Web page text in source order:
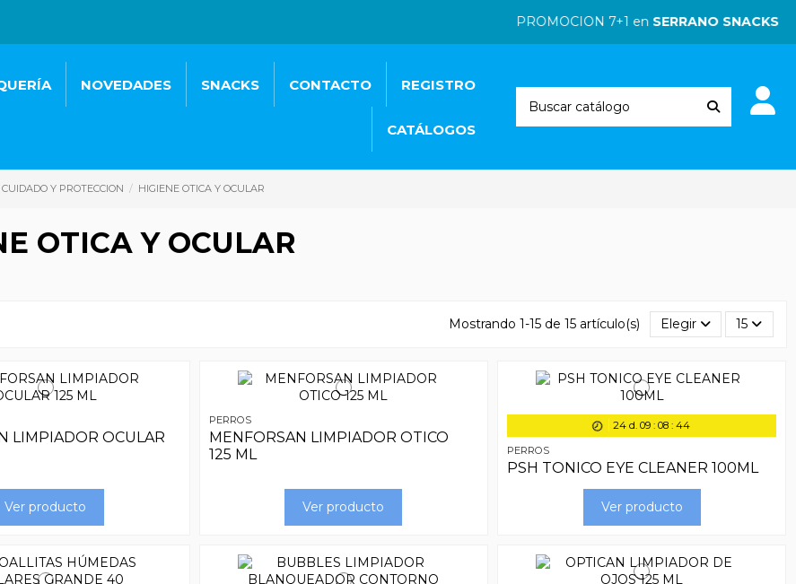
PROMOCION 7+1 enSERRANO SNACKS|
NOVEDADES SNACKS CONTACTO REGISTRO
CATÁLOGOS
Y PROTECCION HIGIENE OTICA Y OCULAR
OTICA Y OCULAR
Mostrando 1-15 de 15 artículo(s) Elegir 15
LIMPIADOR OCULAR
Ver producto
PERROS
MENFORSAN LIMPIADOR OTICO
125 ML
Ver producto
24 d. 09 :08 :44
PERROS
PSH TONICO EYE CLEANER 100ML
Ver producto